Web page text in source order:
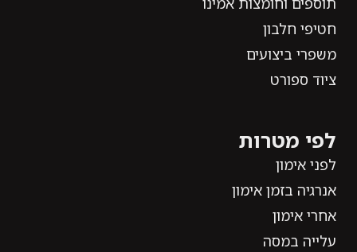
חטיפי חלבון
משפרי ביצועים
ציוד ספורט
לפי מטרות
לפני אימון
אנרגיה בזמן אימון
אחרי אימון
עלייה במסה